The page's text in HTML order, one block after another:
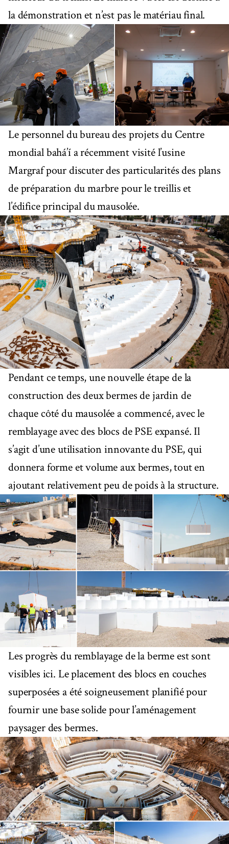
la démonstration et n’est pas le matériau final.
Le personnel du bureau des projets du Centre
mondial bahá’í a récemment visité l’usine
Margraf pour discuter des particularités des plans
de préparation du marbre pour le treillis et
l’édifice principal du mausolée.
Pendant ce temps, une nouvelle étape de la
construction des deux bermes de jardin de
chaque côté du mausolée a commencé, avec le
remblayage avec des blocs de PSE expansé. Il
s’agit d’une utilisation innovante du PSE, qui
donnera forme et volume aux bermes, tout en
ajoutant relativement peu de poids à la structure.
Les progrès du remblayage de la berme est sont
visibles ici. Le placement des blocs en couches
superposées a été soigneusement planifié pour
fournir une base solide pour l’aménagement
paysager des bermes.